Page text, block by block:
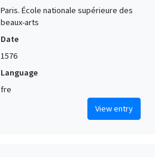
Paris. École nationale supérieure des
beaux-arts
Date
1576
Language
fre
View entry